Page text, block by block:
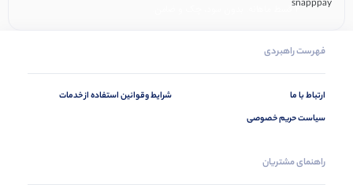
۴ قسط ماهانه. بدون سود، چک و ضامن.
فهرست راهبردی
ارتباط با ما
سیاست حریم خصوصی
شرایط وقوانین استفاده از خدمات
راهنمای مشتریان